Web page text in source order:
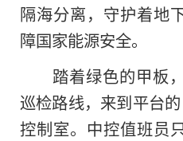
隔海分离，守护着地
障国家能源安全。
踏着绿色的甲板
巡检路线，来到平
控制室。中控值班员